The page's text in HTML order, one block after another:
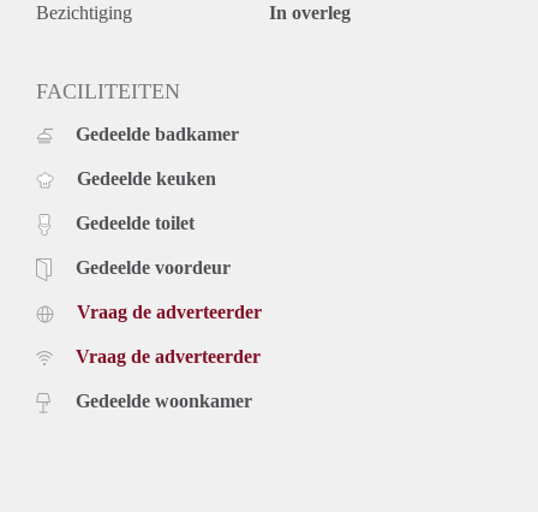
Bezichtiging In overleg
FACILITEITEN
Gedeelde badkamer
Gedeelde keuken
Gedeelde toilet
Gedeelde voordeur
Vraag de adverteerder
Vraag de adverteerder
Gedeelde woonkamer